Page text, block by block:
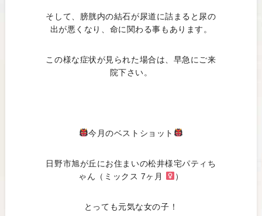
そして、膀胱内の結石が尿道に詰まると尿の
出が悪くなり、命に関わる事もあります。
この様な症状が見られた場合は、早急にご来
院下さい。
今月のベストショット
日野市旭が丘にお住まいの松井様宅パティち
ゃん（ミックス 7ヶ月
）
とっても元気な女の子！